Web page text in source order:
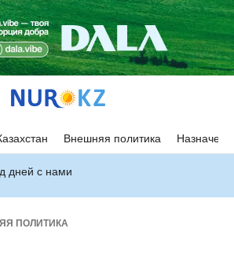
Внешняя политика
дней с нами
ПОЛИТИКА